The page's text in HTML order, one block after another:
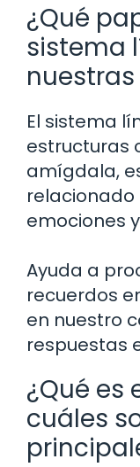
¿Qué
sistema
El sistema
estructuras
amígdala,
relacionado
emociones
Ayuda a
recuerdos
en nuestro
respuestas
¿Qué es
cuáles